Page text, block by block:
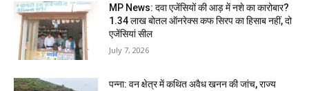
MP News: दवा एजेंसियों की आड़ में नशे का कारोबार?
1.34 लाख बोतल ऑनरेक्स कफ सिरप का हिसाब नहीं, दो
एजेंसियां सील
July 7, 2026
पन्ना: वन क्षेत्र में कथित अवैध खनन की जांच, राज्य